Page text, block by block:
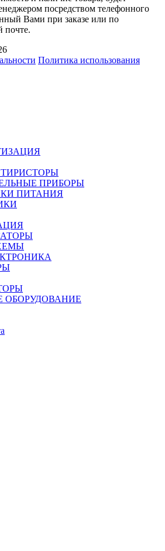
посредством телефонного
Вами при заказе или по
почте.
Политика использования
ПРИБОРЫ
ПИТАНИЯ
ОБОРУДОВАНИЕ